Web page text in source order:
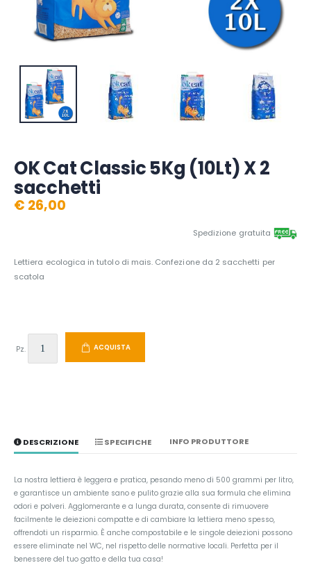
OK Cat Classic 5Kg (10Lt) X 2
sacchetti
€ 26,00
Spedizione gratuita
Lettiera ecologica in tutolo di mais. Confezione da 2 sacchetti per
scatola
Pz. ACQUISTA
DESCRIZIONE SPECIFICHE INFO PRODUTTORE
La nostra lettiera è leggera e pratica, pesando meno di 500 grammi per litro,
e garantisce un ambiente sano e pulito grazie alla sua formula che elimina
odori e polveri. Agglomerante e a lunga durata, consente di rimuovere
facilmente le deiezioni compatte e di cambiare la lettiera meno spesso,
offrendoti un risparmio. È anche compostabile e le singole deiezioni possono
essere eliminate nel WC, nel rispetto delle normative locali. Perfetta per il
benessere del tuo gatto e della tua casa!